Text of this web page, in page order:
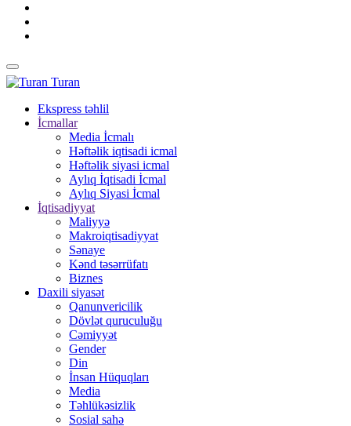
Turan
Ekspress təhlil
İcmallar
Media İcmalı
Həftəlik iqtisadi icmal
Həftəlik siyasi icmal
Aylıq İqtisadi İcmal
Aylıq Siyasi İcmal
İqtisadiyyat
Maliyyə
Makroiqtisadiyyat
Sənaye
Kənd təsərrüfatı
Biznes
Daxili siyasət
Qanunvericilik
Dövlət quruculuğu
Cəmiyyət
Gender
Din
İnsan Hüquqları
Media
Təhlükəsizlik
Sosial sahə